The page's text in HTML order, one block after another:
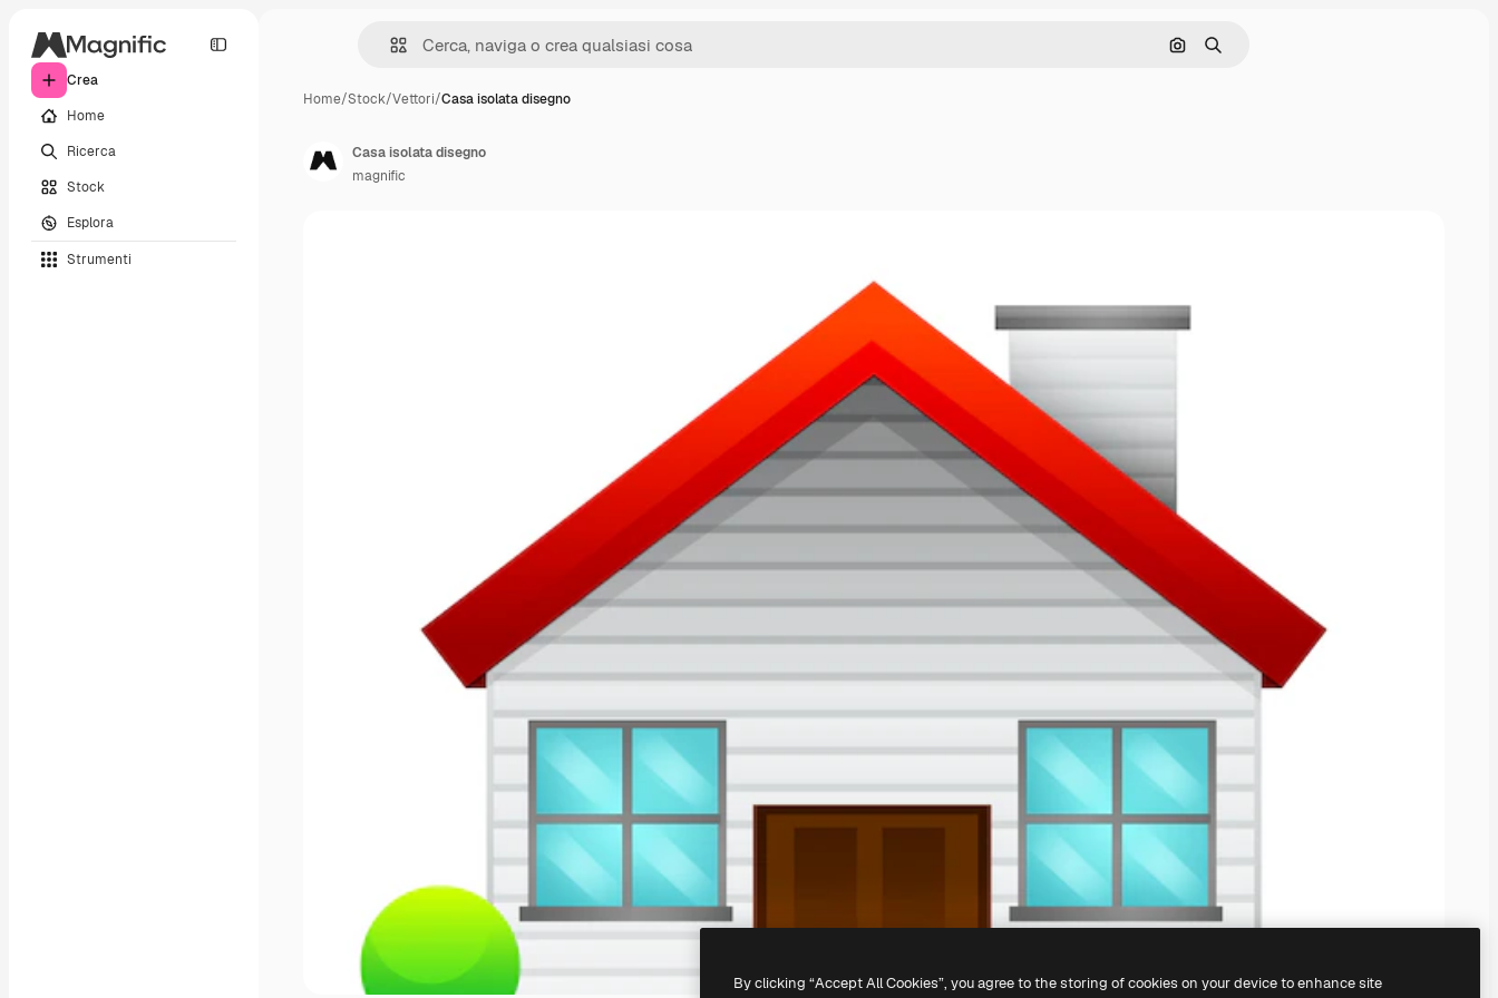
Crea
Home
Ricerca
Stock
Esplora
Strumenti
Cerca per immagine
Ricerca
Home/Stock/Vettori/Casa isolata disegno
Casa isolata disegno
magnific
By clicking “Accept All Cookies”, you agree to the storing of cookies on your device to enhance site